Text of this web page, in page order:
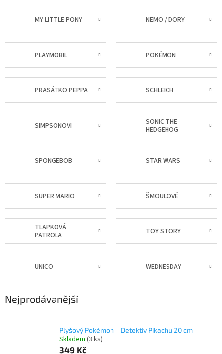
MY LITTLE PONY NEMO / DORY
PLAYMOBIL POKÉMON
PRASÁTKO PEPPA SCHLEICH
SIMPSONOVI
SONIC THE
HEDGEHOG
SPONGEBOB STAR WARS
SUPER MARIO ŠMOULOVÉ
TLAPKOVÁ
PATROLA
TOY STORY
UNICO WEDNESDAY
Nejprodávanější
Plyšový Pokémon – Detektiv Pikachu 20 cm
Skladem (3 ks)
349 Kč